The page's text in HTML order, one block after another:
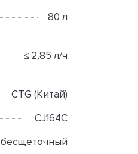
80 л
≤ 2,85 л/ч
CTG (Китай)
CJ164C
бесщеточный